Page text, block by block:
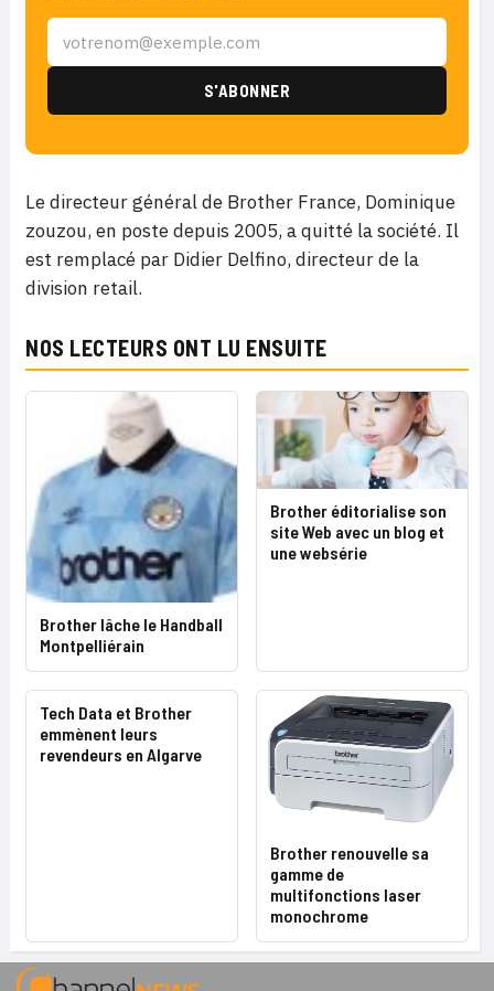
Le directeur général de Brother France, Dominique
zouzou, en poste depuis 2005, a quitté la société. Il
est remplacé par Didier Delfino, directeur de la
division retail.
NOS LECTEURS ONT LU ENSUITE
Brother lâche le Handball
Montpelliérain
Brother éditorialise son
site Web avec un blog et
une websérie
Tech Data et Brother
emmènent leurs
revendeurs en Algarve
Brother renouvelle sa
gamme de
multifonctions laser
monochrome